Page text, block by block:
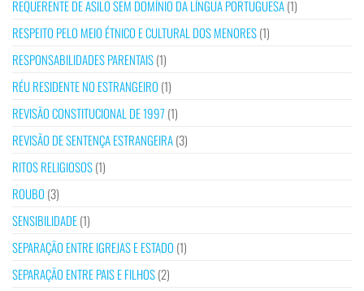
REQUERENTE DE ASILO SEM DOMÍNIO DA LÍNGUA PORTUGUESA(1)
RESPEITO PELO MEIO ÉTNICO E CULTURAL DOS MENORES(1)
RESPONSABILIDADES PARENTAIS(1)
RÉU RESIDENTE NO ESTRANGEIRO (1)
REVISÃO CONSTITUCIONAL DE 1997 (1)
REVISÃO DE SENTENÇA ESTRANGEIRA(3)
RITOS RELIGIOSOS(1)
ROUBO (3)
SENSIBILIDADE(1)
SEPARAÇÃO ENTRE IGREJAS E ESTADO (1)
SEPARAÇÃO ENTRE PAIS E FILHOS(2)